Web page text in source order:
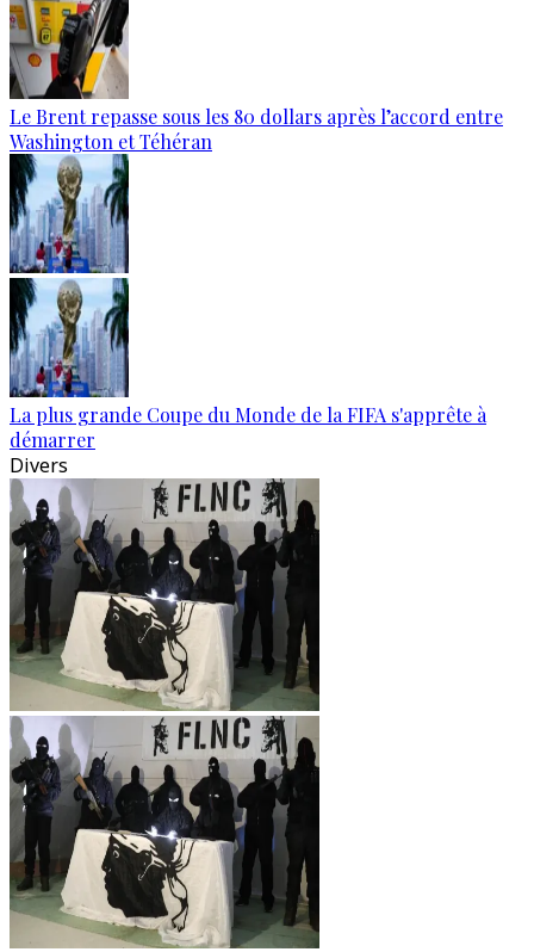
Le Brent repasse sous les 80 dollars après l’accord entre
Washington et Téhéran
La plus grande Coupe du Monde de la FIFA s'apprête à
démarrer
Divers